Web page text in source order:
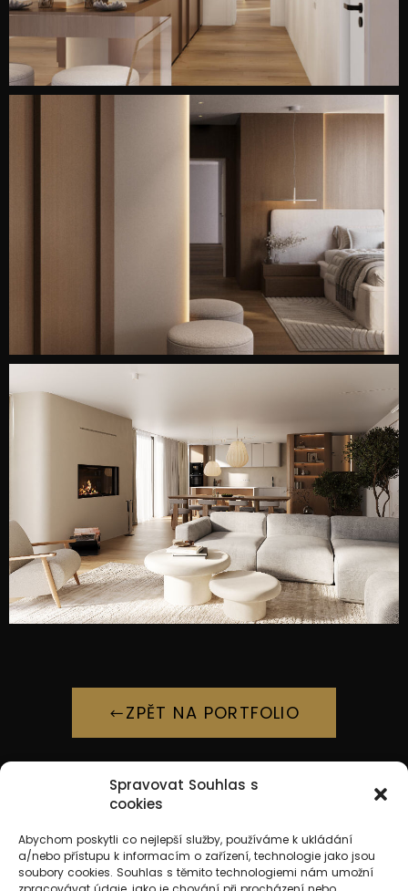
Spravovat Souhlas s
cookies
Abychom poskytli co nejlepší služby, používáme k ukládání
a/nebo přístupu k informacím o zařízení, technologie jako jsou
soubory cookies. Souhlas s těmito technologiemi nám umožní
ZPĚT NA PORTFOLIO
+420 773 213 036
info@jkhatelier.com